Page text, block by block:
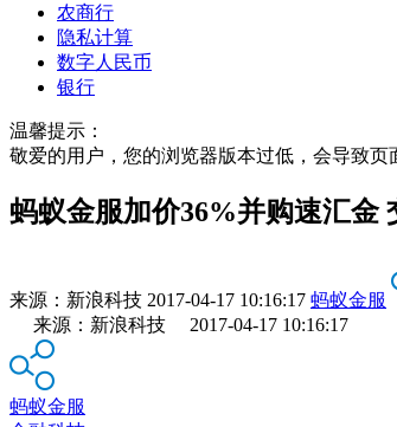
农商行
隐私计算
数字人民币
银行
温馨提示：
敬爱的用户，您的浏览器版本过低，会导致页
蚂蚁金服加价36%并购速汇金
来源： 新浪科技 2017-04-17 10:16:17 蚂蚁金服
来源：新浪科技 2017-04-17 10:16:17
蚂蚁金服